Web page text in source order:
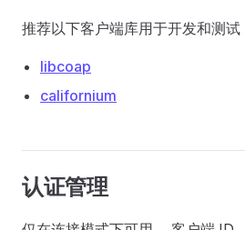
推荐以下客户端库用于开发和测试
libcoap
californium
认证管理